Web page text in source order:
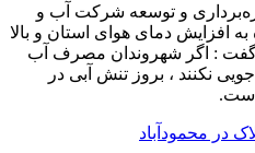
و توسعه شرکت آب و
افزایش دمای هوای استان و بالا
: اگر شهروندان مصرف آب
نکنند ، بروز تنش آبی در